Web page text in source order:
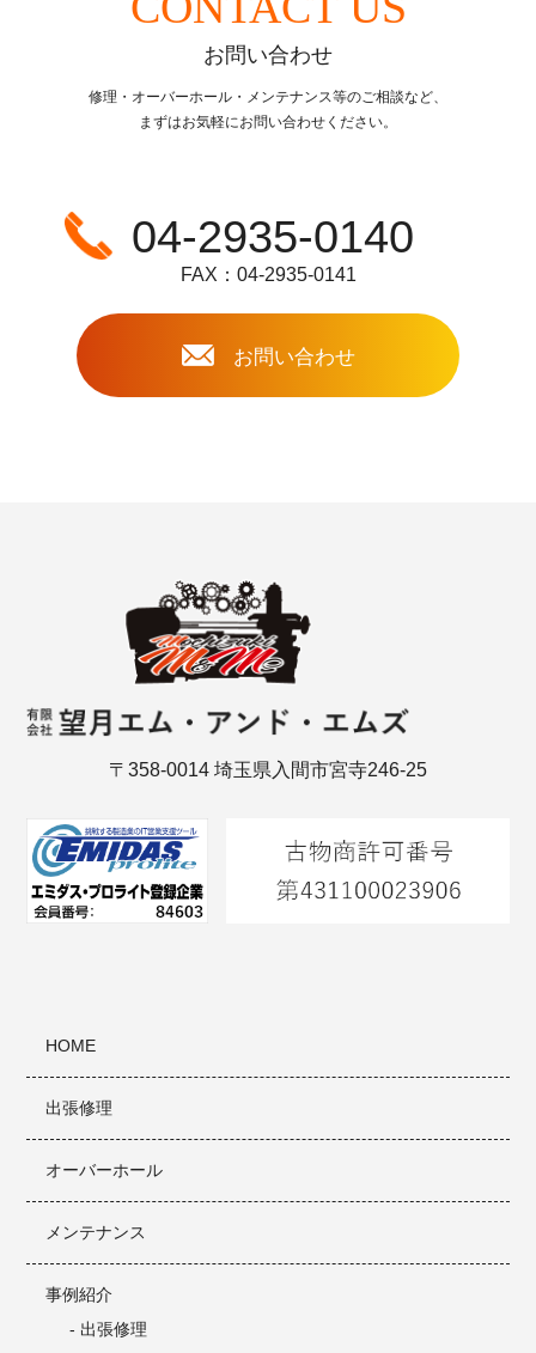
お問い合わせ
修理・オーバーホール・メンテナンス等のご相談など、
まずはお気軽にお問い合わせください。
04-2935-0140
FAX：04-2935-0141
お問い合わせ
〒358-0014 埼玉県入間市宮寺246-25
HOME
出張修理
オーバーホール
メンテナンス
事例紹介
- 出張修理